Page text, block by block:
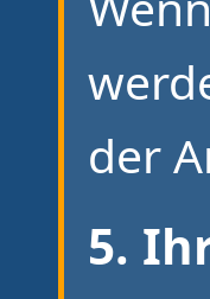
der
5.